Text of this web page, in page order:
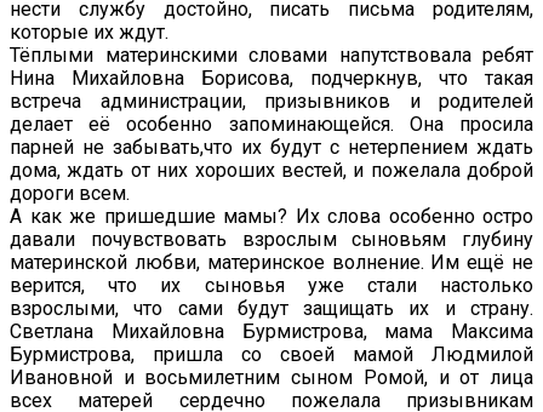
нести службу достойно, писать письма родителям,
которые их ждут.
Тёплыми материнскими словами напутствовала ребят
Нина Михайловна Борисова, подчеркнув, что такая
встреча администрации, призывников и родителей
делает её особенно запоминающейся. Она просила
парней не забывать,что их будут с нетерпением ждать
дома, ждать от них хороших вестей, и пожелала доброй
дороги всем.
А как же пришедшие мамы? Их слова особенно остро
давали почувствовать взрослым сыновьям глубину
материнской любви, материнское волнение. Им ещё не
верится, что их сыновья уже стали настолько
взрослыми, что сами будут защищать их и страну.
Светлана Михайловна Бурмистрова, мама Максима
Бурмистрова, пришла со своей мамой Людмилой
Ивановной и восьмилетним сыном Ромой, и от лица
всех матерей сердечно пожелала призывникам